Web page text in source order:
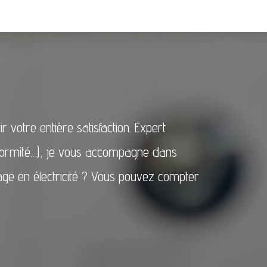
votre entière satisfaction. Expert
je vous accompagne dans
en électricité ? Vous pouvez compter